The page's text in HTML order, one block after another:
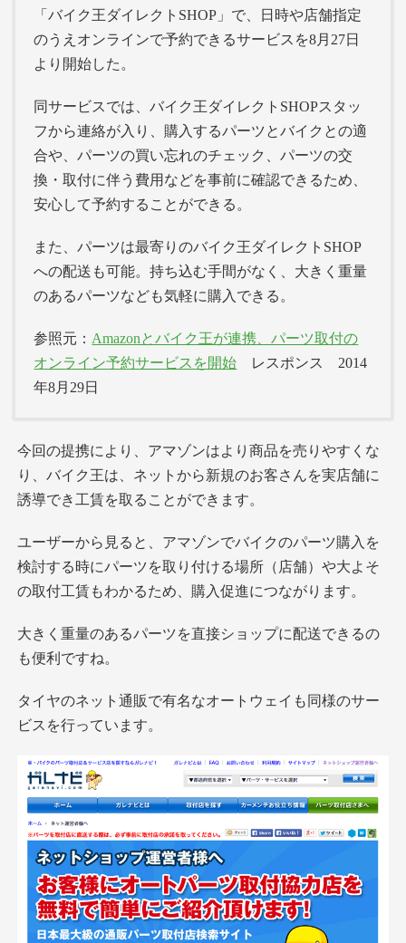
「バイク王ダイレクトSHOP」で、日時や店舗指定
のうえオンラインで予約できるサービスを8月27日
より開始した。
同サービスでは、バイク王ダイレクトSHOPスタッ
フから連絡が入り、購入するパーツとバイクとの適
合や、パーツの買い忘れのチェック、パーツの交
換・取付に伴う費用などを事前に確認できるため、
安心して予約することができる。
また、パーツは最寄りのバイク王ダイレクトSHOP
への配送も可能。持ち込む手間がなく、大きく重量
のあるパーツなども気軽に購入できる。
参照元： Amazonとバイク王が連携、パーツ取付の
オンライン予約サービスを開始 レスポンス 2014
年8月29日
今回の提携により、アマゾンはより商品を売りやすくな
り、バイク王は、ネットから新規のお客さんを実店舗に
誘導でき工賃を取ることができます。
ユーザーから見ると、アマゾンでバイクのパーツ購入を
検討する時にパーツを取り付ける場所（店舗）や大よそ
の取付工賃もわかるため、購入促進につながります。
大きく重量のあるパーツを直接ショップに配送できるの
も便利ですね。
タイヤのネット通販で有名なオートウェイも同様のサー
ビスを行っています。